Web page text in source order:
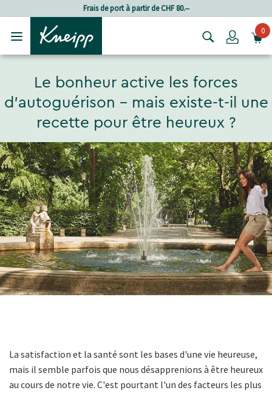
Passer au contenu principal
Passer au contenu du pied de page
Frais de port à partir de CHF 80.‒
Login0
Le bonheur active les forces
d'autoguérison - mais existe-t-il une
recette pour être heureux ?
La satisfaction et la santé sont les bases d'une vie heureuse,
mais il semble parfois que nous désapprenions à être heureux
au cours de notre vie. C'est pourtant l'un des facteurs les plus